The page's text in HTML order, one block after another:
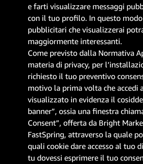
e farti visualizzare messaggi
con il tuo profilo. In questo modo
pubblicitari che visualizzerai
maggiormente interessanti.
Come previsto dalla Normativa
materia di privacy, per
richiesto il tuo preventivo
motivo la prima volta che accedi
visualizzato in evidenza il
banner”, ossia una finestra
Consent”, offerta da Bright
FastSpring, attraverso la quale
quali cookie dare accesso al tuo
tu dovessi esprimere il tuo